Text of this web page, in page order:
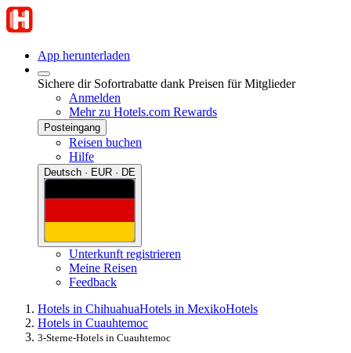
App herunterladen
Sichere dir Sofortrabatte dank Preisen für Mitglieder
Anmelden
Mehr zu Hotels.com Rewards
Posteingang
Reisen buchen
Hilfe
Deutsch · EUR · DE
Unterkunft registrieren
Meine Reisen
Feedback
Hotels in ChihuahuaHotels in MexikoHotels
Hotels in Cuauhtemoc
3-Sterne-Hotels in Cuauhtemoc